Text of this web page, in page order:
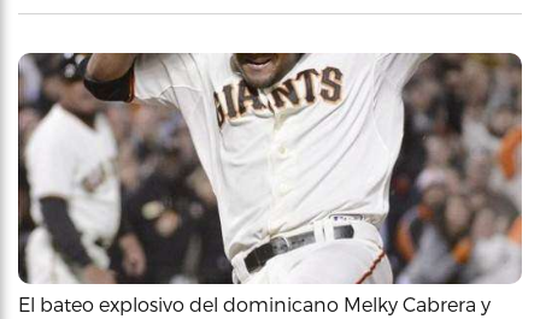
El bateo explosivo del dominicano Melky Cabrera y